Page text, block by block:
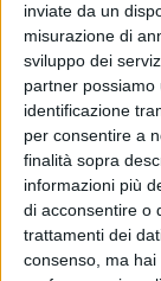
inviate da un
misurazione di
sviluppo dei
partner possiamo
identificazione
per consentire a
finalità sopra
informazioni più
di acconsentire o
trattamenti dei
consenso, ma
Vivi